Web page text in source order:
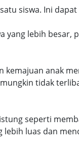
siswa. Ini
yang lebih besar,
anak
tidak
seperti
luas dan